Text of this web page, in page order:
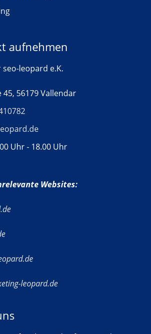
aufnehmen
leopard e.K.
45, 56179 Vallendar
Uhr - 18.00 Uhr
Websites:
leopard.de